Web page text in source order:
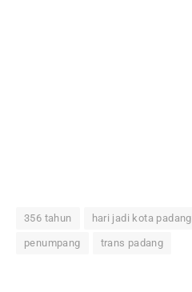
356 tahun hari jadi kota padang
penumpang trans padang